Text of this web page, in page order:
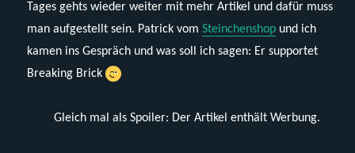
Tages gehts wieder weiter mit mehr Artikel und dafür muss
man aufgestellt sein. Patrick vomSteinchenshop und ich
kamen ins Gespräch und was soll ich sagen: Er supportet
Breaking Brick
Gleich mal als Spoiler: Der Artikel enthält Werbung.